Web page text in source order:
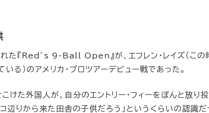
た『Red’s 9-Ball Open』が、エフレン・レイズ（この
る）のアメリカ・プロツアーデビュー戦であった。
けた外国人が、自分のエントリー・フィーをぽんと放り
辺りから来た田舎の子供だろう」というくらいの認識だ